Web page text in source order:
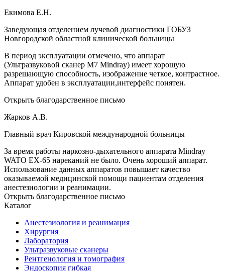
Екимова Е.Н.
Заведующая отделением лучевой диагностики ГОБУЗ
Новгородской областной клинической больницы
В период эксплуатации отмечено, что аппарат
(Ультразвуковой сканер М7 Mindray) имеет хорошую
разрешающую способность, изображение четкое, контрастное.
Аппарат удобен в эксплуатации,интерфейс понятен.
Открыть благодарственное письмо
Жарков А.В.
Главный врач Кировской международной больницы
За время работы наркозно-дыхательного аппарата Mindray
WATO EX-65 нареканий не было. Очень хороший аппарат.
Использование данных аппаратов повышает качество
оказываемой медицинской помощи пациентам отделения
анестезиологии и реанимации.
Открыть благодарственное письмо
Каталог
Анестезиология и реанимация
Хирургия
Лаборатория
Ультразвуковые сканеры
Рентгенология и томография
Эндоскопия гибкая